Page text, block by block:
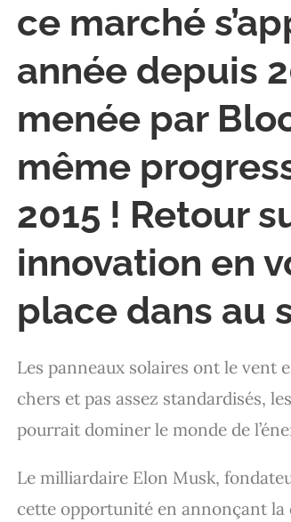
ce marché
année depuis
menée par
même
2015 ! Retour
innovation en
place dans au
Les panneaux solaires ont le vent
chers et pas assez standardisés,
pourrait dominer le monde de
Le milliardaire Elon Musk,
cette opportunité en annonçant